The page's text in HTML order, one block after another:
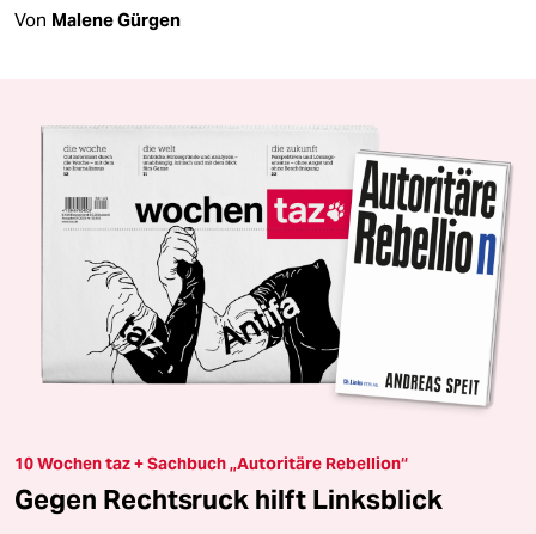
Von Malene Gürgen
10 Wochen taz + Sachbuch „Autoritäre Rebellion“
Gegen Rechtsruck hilft Linksblick